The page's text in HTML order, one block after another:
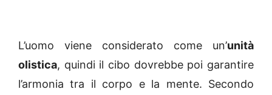
L’uomo viene considerato come un’unità
olistica, quindi il cibo dovrebbe poi garantire
l’armonia tra il corpo e la mente. Secondo